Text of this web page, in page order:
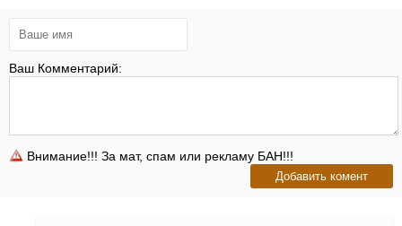
Ваш Комментарий:
Внимание!!! За мат, спам или рекламу БАН!!!